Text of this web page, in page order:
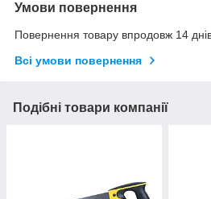
Умови повернення
Повернення товару впродовж 14
Всі умови повернення
Подібні товари компанії